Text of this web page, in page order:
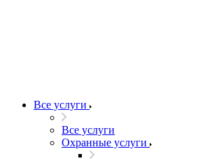
Все услуги
Все услуги
Охранные услуги